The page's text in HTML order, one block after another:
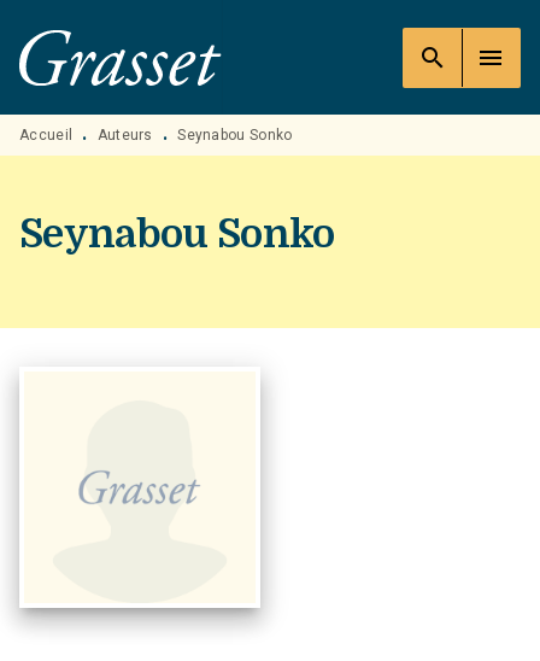
MENU RECHERCHE
PIED DE PAGE
search menu
Accueil • Auteurs • Seynabou Sonko
Seynabou Sonko